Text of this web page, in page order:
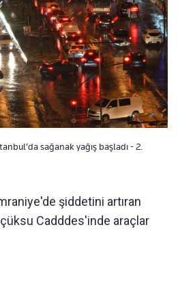
sağanak yağış başladı - 2.
şiddetini artıran
Cadddes'inde araçlar